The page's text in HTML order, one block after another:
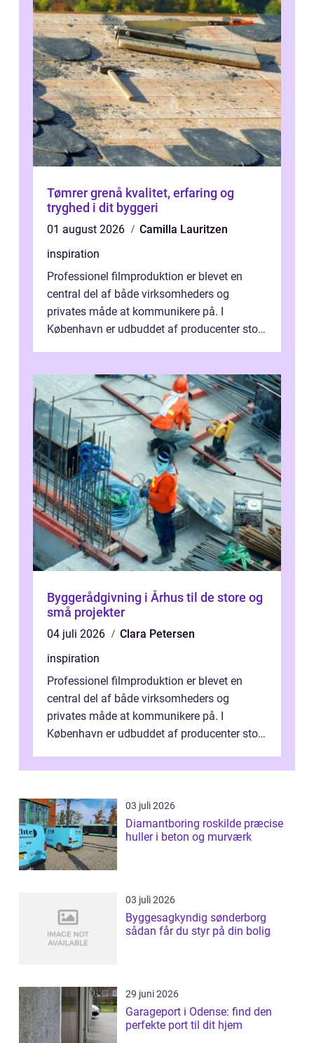
Tømrer grenå kvalitet, erfaring og
tryghed i dit byggeri
01 august 2026
Camilla Lauritzen
inspiration
Professionel filmproduktion er blevet en
central del af både virksomheders og
privates måde at kommunikere på. I
København er udbuddet af producenter stort,
Byggerådgivning i Århus til de store og
små projekter
04 juli 2026
Clara Petersen
inspiration
Professionel filmproduktion er blevet en
central del af både virksomheders og
privates måde at kommunikere på. I
København er udbuddet af producenter stort,
inti...
03 juli 2026
Diamantboring roskilde præcise
huller i beton og murværk
03 juli 2026
Byggesagkyndig sønderborg
sådan får du styr på din bolig
29 juni 2026
Garageport i Odense: find den
perfekte port til dit hjem